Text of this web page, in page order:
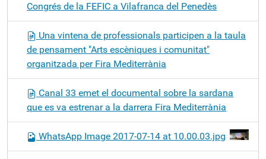
Congrés de la FEFIC a Vilafranca del Penedès
Una vintena de professionals participen a la taula
de pensament "Arts escèniques i comunitat"
organitzada per Fira Mediterrània
Canal 33 emet el documental sobre la sardana
que es va estrenar a la darrera Fira Mediterrània
WhatsApp Image 2017-07-14 at 10.00.03.jpg